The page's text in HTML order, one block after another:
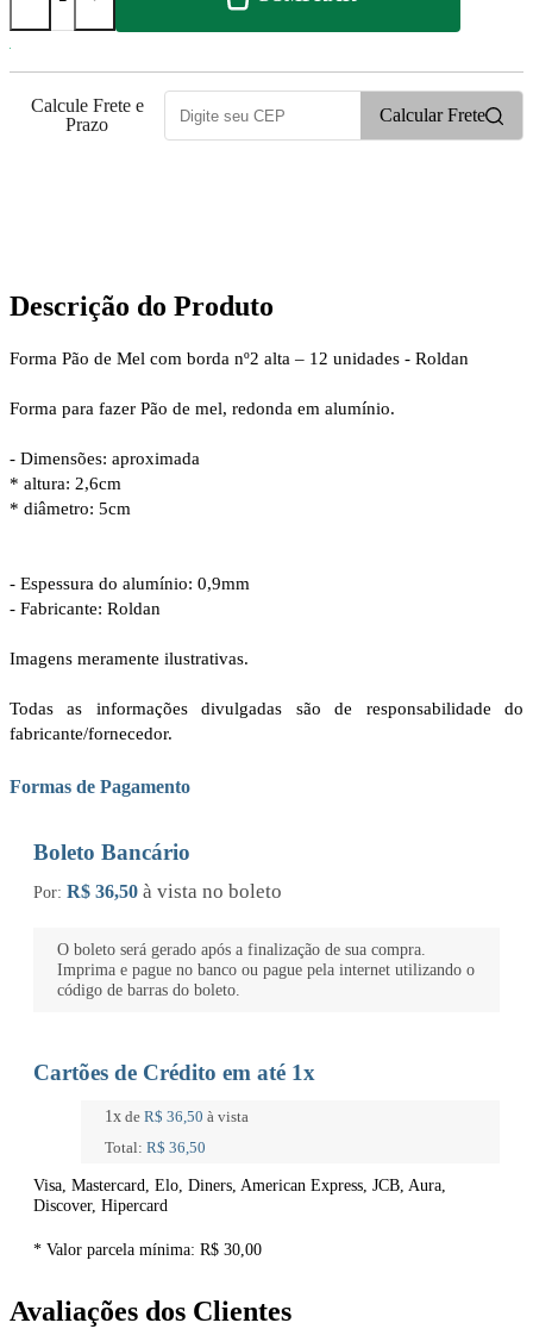
Calcule Frete e
Prazo
Calcular Frete
Descrição do Produto
Forma Pão de Mel com borda nº2 alta – 12 unidades - Roldan
Forma para fazer Pão de mel, redonda em alumínio.
- Dimensões: aproximada
* altura: 2,6cm
* diâmetro: 5cm
- Espessura do alumínio: 0,9mm
- Fabricante: Roldan
Imagens meramente ilustrativas.
Todas as informações divulgadas são de responsabilidade do
fabricante/fornecedor.
Formas de Pagamento
Boleto Bancário
Por: R$ 36,50 à vista no boleto
O boleto será gerado após a finalização de sua compra.
Imprima e pague no banco ou pague pela internet utilizando o
código de barras do boleto.
Cartões de Crédito em até 1x
1x de R$ 36,50 à vista
Total: R$ 36,50
Visa, Mastercard, Elo, Diners, American Express, JCB, Aura,
Discover, Hipercard
* Valor parcela mínima: R$ 30,00
Avaliações dos Clientes